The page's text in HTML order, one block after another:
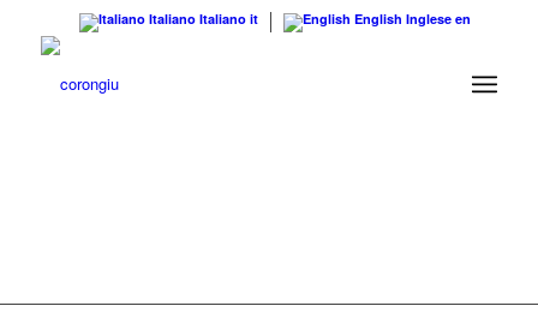
Italiano Italiano it English Inglese en